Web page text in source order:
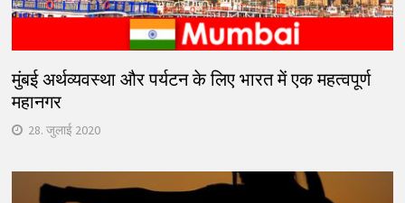
मुंबई अर्थव्यवस्था और पर्यटन के लिए भारत में एक महत्वपूर्ण
महानगर
28. जुलाई 2020